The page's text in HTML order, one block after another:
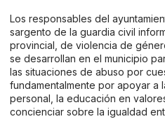
Los responsables del
sargento de la guardia civil
provincial, de violencia de
se desarrollan en el municipio
las situaciones de abuso por
fundamentalmente por apoyar a
personal, la educación en
concienciar sobre la igualdad